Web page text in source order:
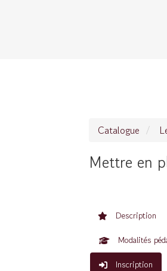
Catalogue
Mettre en
Description
Modalités
Inscription